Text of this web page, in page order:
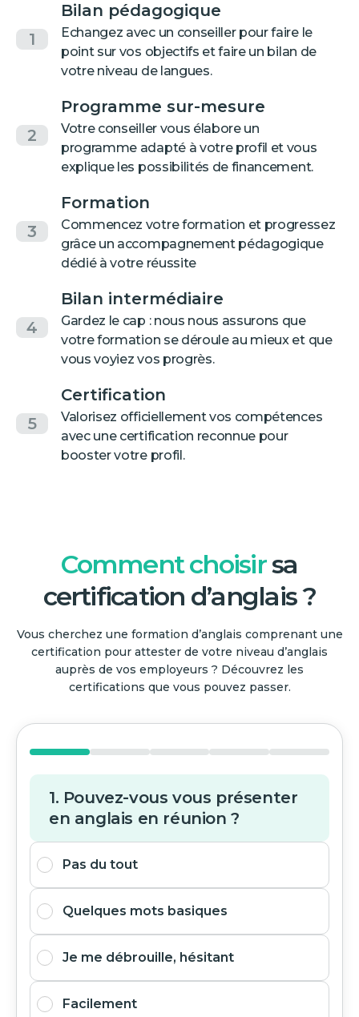
1
Bilan pédagogique
Echangez avec un conseiller pour faire le
point sur vos objectifs et faire un bilan de
votre niveau de langues.
2
Programme sur-mesure
Votre conseiller vous élabore un
programme adapté à votre profil et vous
explique les possibilités de financement.
3
Formation
Commencez votre formation et progressez
grâce un accompagnement pédagogique
dédié à votre réussite
4
Bilan intermédiaire
Gardez le cap : nous nous assurons que
votre formation se déroule au mieux et que
vous voyiez vos progrès.
5
Certification
Valorisez officiellement vos compétences
avec une certification reconnue pour
booster votre profil.
Comment choisirsa
certification d’anglais ?
Vous cherchez une formation d’anglais comprenant une
certification pour attester de votre niveau d’anglais
auprès de vos employeurs ? Découvrez les
certifications que vous pouvez passer.
1. Pouvez-vous vous présenter
en anglais en réunion ?
Pas du tout
Quelques mots basiques
Je me débrouille, hésitant
Facilement